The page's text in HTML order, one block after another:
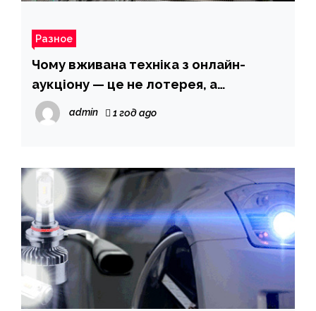
Разное
Чому вживана техніка з онлайн-
аукціону — це не лотерея, а
обґрунтоване рішення
admin 1 год ago